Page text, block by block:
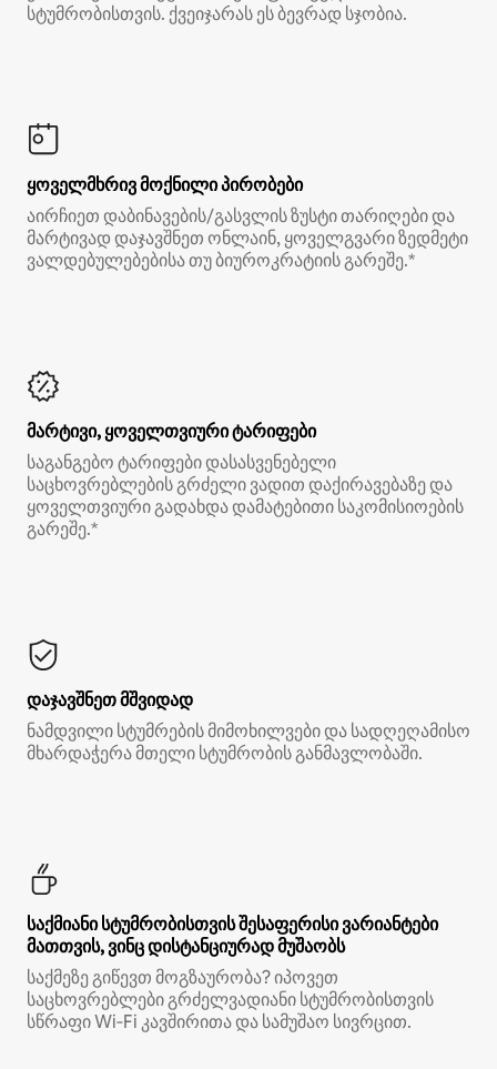
სტუმრობისთვის. ქვეიჯარას ეს ბევრად სჯობია.
ყოველმხრივ მოქნილი პირობები
აირჩიეთ დაბინავების/გასვლის ზუსტი თარიღები და
მარტივად დაჯავშნეთ ონლაინ, ყოველგვარი ზედმეტი
ვალდებულებებისა თუ ბიუროკრატიის გარეშე.*
მარტივი, ყოველთვიური ტარიფები
საგანგებო ტარიფები დასასვენებელი
საცხოვრებლების გრძელი ვადით დაქირავებაზე და
ყოველთვიური გადახდა დამატებითი საკომისიოების
გარეშე.*
დაჯავშნეთ მშვიდად
ნამდვილი სტუმრების მიმოხილვები და სადღეღამისო
მხარდაჭერა მთელი სტუმრობის განმავლობაში.
საქმიანი სტუმრობისთვის შესაფერისი ვარიანტები
მათთვის, ვინც დისტანციურად მუშაობს
საქმეზე გიწევთ მოგზაურობა? იპოვეთ
საცხოვრებლები გრძელვადიანი სტუმრობისთვის
სწრაფი Wi‑Fi კავშირითა და სამუშაო სივრცით.